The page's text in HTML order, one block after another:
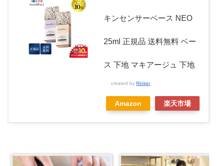
キンセンサーベース NEO
25ml 正規品 送料無料 ベー
ス 下地 マキアージュ 下地
created by Rinker
Amazon 楽天市場